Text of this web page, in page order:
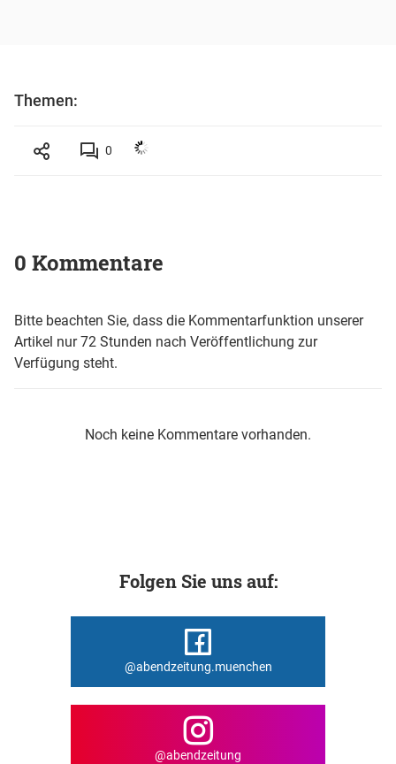
Themen:
0
0 Kommentare
Bitte beachten Sie, dass die Kommentarfunktion unserer
Artikel nur 72 Stunden nach Veröffentlichung zur
Verfügung steht.
Noch keine Kommentare vorhanden.
Folgen Sie uns auf:
@abendzeitung.muenchen
@abendzeitung